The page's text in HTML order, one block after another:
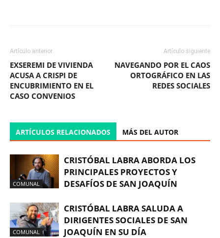
Artículo anterior
EXSEREMI DE VIVIENDA
ACUSA A CRISPI DE
ENCUBRIMIENTO EN EL
CASO CONVENIOS
Artículo siguiente
NAVEGANDO POR EL CAOS
ORTOGRÁFICO EN LAS
REDES SOCIALES
ARTÍCULOS RELACIONADOS MÁS DEL AUTOR
COMUNAL
CRISTÓBAL LABRA ABORDA LOS
PRINCIPALES PROYECTOS Y
DESAFÍOS DE SAN JOAQUÍN
COMUNAL
CRISTÓBAL LABRA SALUDA A
DIRIGENTES SOCIALES DE SAN
JOAQUÍN EN SU DÍA